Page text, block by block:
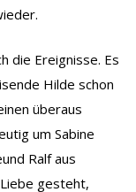
die Ereignisse. Es
Hilde schon
überaus
um Sabine
Ralf aus
gesteht,